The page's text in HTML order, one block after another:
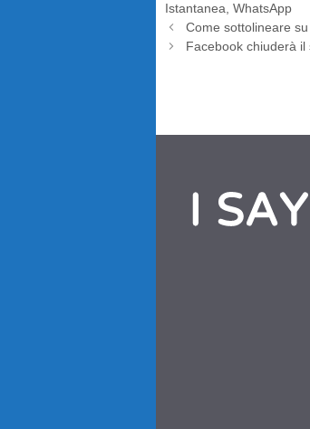
Istantanea, WhatsApp
Come sottolineare
Facebook chiuderà